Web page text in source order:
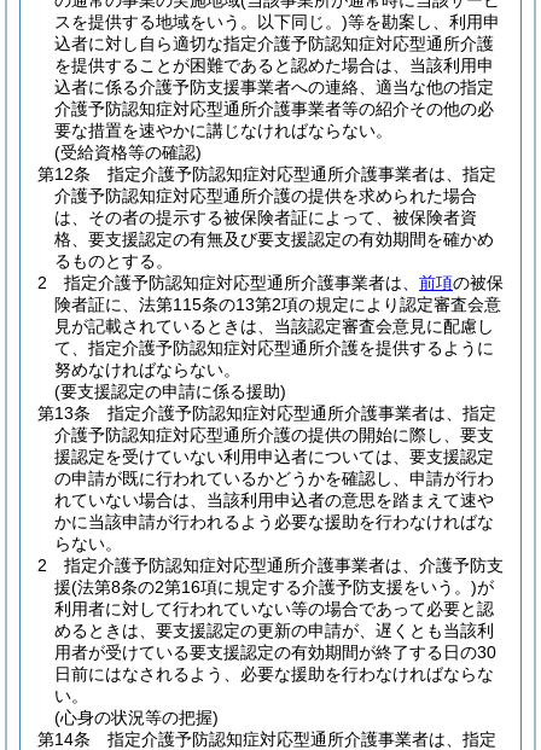
スを提供する地域をいう。以下同じ。)等を勘案し、利用申
込者に対し自ら適切な指定介護予防認知症対応型通所介護
を提供することが困難であると認めた場合は、当該利用申
込者に係る介護予防支援事業者への連絡、適当な他の指定
介護予防認知症対応型通所介護事業者等の紹介その他の必
要な措置を速やかに講じなければならない。
(受給資格等の確認)
第12条
指定介護予防認知症対応型通所介護事業者は、指定
介護予防認知症対応型通所介護の提供を求められた場合
は、その者の提示する被保険者証によって、被保険者資
格、要支援認定の有無及び要支援認定の有効期間を確かめ
るものとする。
2
指定介護予防認知症対応型通所介護事業者は、 前項の被保
険者証に、法第115条の13第2項の規定により認定審査会意
見が記載されているときは、当該認定審査会意見に配慮し
て、指定介護予防認知症対応型通所介護を提供するように
努めなければならない。
(要支援認定の申請に係る援助)
第13条
指定介護予防認知症対応型通所介護事業者は、指定
介護予防認知症対応型通所介護の提供の開始に際し、要支
援認定を受けていない利用申込者については、要支援認定
の申請が既に行われているかどうかを確認し、申請が行わ
れていない場合は、当該利用申込者の意思を踏まえて速や
かに当該申請が行われるよう必要な援助を行わなければな
らない。
2
指定介護予防認知症対応型通所介護事業者は、介護予防支
援(法第8条の2第16項に規定する介護予防支援をいう。)が
利用者に対して行われていない等の場合であって必要と認
めるときは、要支援認定の更新の申請が、遅くとも当該利
用者が受けている要支援認定の有効期間が終了する日の30
日前にはなされるよう、必要な援助を行わなければならな
い。
(心身の状況等の把握)
第14条
指定介護予防認知症対応型通所介護事業者は、指定